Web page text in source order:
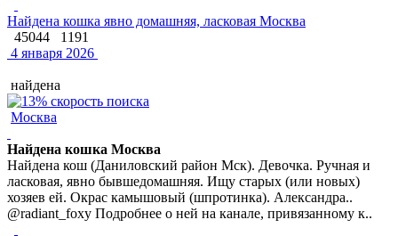
Найдена кошка явно домашняя, ласковая Москва
45044
1191
4 января 2026
найдена
Москва
Найдена кошка Москва
Найдена кош (Даниловский район Мск). Девочка. Ручная и
ласковая, явно бывшедомашняя. Ищу старых (или новых)
хозяев ей. Окрас камышовый (шпротинка). Александра..
@radiant_foxy Подробнее о ней на канале, привязанному к..